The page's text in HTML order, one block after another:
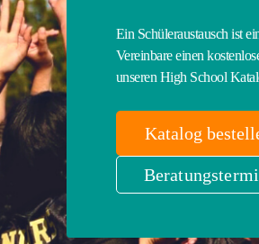
Ein Schüleraustausch ist
Vereinbare einen
unseren High School
Katalog